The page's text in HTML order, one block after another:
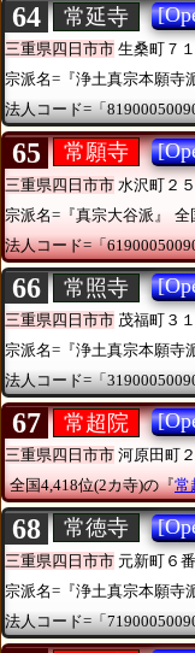
64 常延寺
三重県四日市市 生桑町７
宗派名=『浄土真宗本願寺
法人コード=「
65 常願寺
三重県四日市市 水沢町２
宗派名=『真宗大谷派』
全
法人コード=「
66 常照寺
三重県四日市市 茂福町３
宗派名=『浄土真宗本願寺
法人コード=「
67 常超院
三重県四日市市 河原田町
全国4,418位(2カ寺)の『常
68 常徳寺
三重県四日市市 元新町６
宗派名=『浄土真宗本願寺
法人コード=「